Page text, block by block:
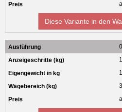
Diese Variante in den